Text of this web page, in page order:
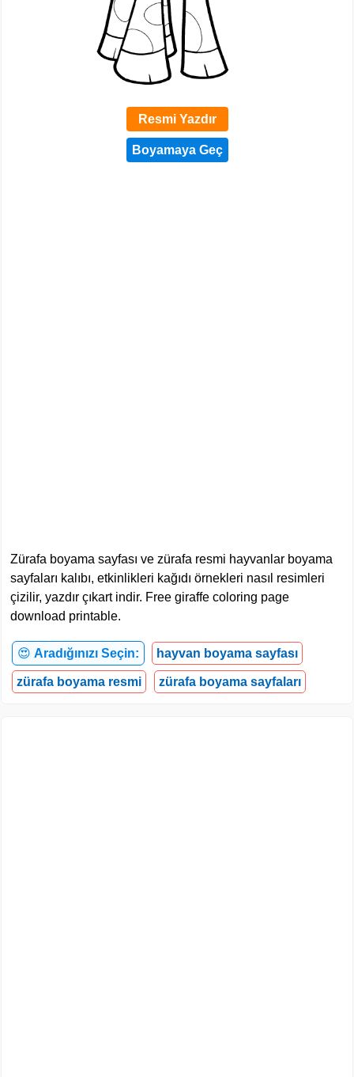
Resmi Yazdır
Zürafa boyama sayfası ve zürafa resmi hayvanlar boyama
sayfaları kalıbı, etkinlikleri kağıdı örnekleri nasıl resimleri
çizilir, yazdır çıkart indir. Free giraffe coloring page
download printable.
😍 Aradığınızı Seçin: hayvan boyama sayfası
zürafa boyama resmi zürafa boyama sayfaları